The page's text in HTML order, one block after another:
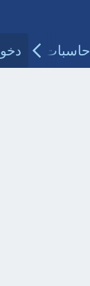
حاسبات طبية